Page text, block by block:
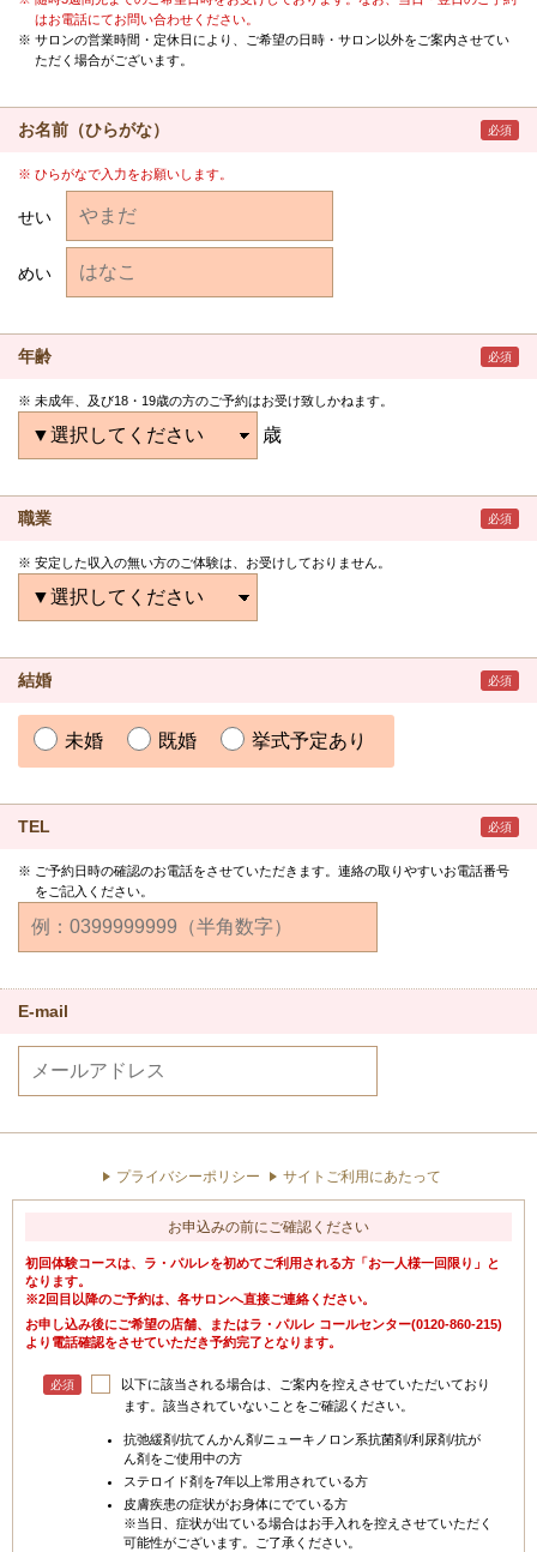
はお電話にてお問い合わせください。
サロンの営業時間・定休日により、ご希望の日時・サロン以外をご案内させてい
ただく場合がございます。
お名前（ひらがな） 必須
ひらがなで入力をお願いします。
せい
めい
年齢 必須
未成年、及び18・19歳の方のご予約はお受け致しかねます。
歳
職業 必須
安定した収入の無い方のご体験は、お受けしておりません。
結婚 必須
未婚 既婚 挙式予定あり
TEL 必須
ご予約日時の確認のお電話をさせていただきます。連絡の取りやすいお電話番号
をご記入ください。
E-mail
プライバシーポリシー サイトご利用にあたって
お申込みの前にご確認ください
初回体験コースは、ラ・パルレを初めてご利用される方「お一人様一回限り」と
なります。
※2回目以降のご予約は、各サロンへ直接ご連絡ください。
お申し込み後にご希望の店舗、またはラ・パルレ コールセンター(0120-860-215)
より電話確認をさせていただき予約完了となります。
必須
以下に該当される場合は、ご案内を控えさせていただいており
ます。該当されていないことをご確認ください。
抗弛緩剤/抗てんかん剤/ニューキノロン系抗菌剤/利尿剤/抗が
ん剤をご使用中の方
ステロイド剤を7年以上常用されている方
皮膚疾患の症状がお身体にでている方
※当日、症状が出ている場合はお手入れを控えさせていただく
可能性がございます。ご了承ください。